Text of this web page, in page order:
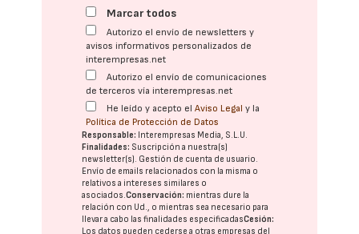
Marcar todos
Autorizo el envío de newsletters y
avisos informativos personalizados de
interempresas.net
Autorizo el envío de comunicaciones
de terceros vía interempresas.net
He leído y acepto elAviso Legal y la
Política de Protección de Datos
Responsable: Interempresas Media, S.L.U.
Finalidades: Suscripción a nuestra(s)
newsletter(s). Gestión de cuenta de usuario.
Envío de emails relacionados con la misma o
relativos a intereses similares o
asociados.Conservación: mientras dure la
relación con Ud., o mientras sea necesario para
llevar a cabo las finalidades especificadasCesión:
Los datos pueden cederse a otras empresas del